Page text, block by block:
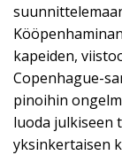
kapeiden,
Copenhague-
pinoihin
luoda julkiseen
yksinkertaisen